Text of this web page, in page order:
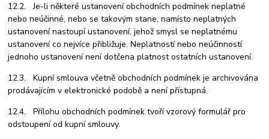
12.2. Je-li některé ustanovení obchodních podmínek neplatné
nebo neúčinné, nebo se takovým stane, namísto neplatných
ustanovení nastoupí ustanovení, jehož smysl se neplatnému
ustanovení co nejvíce přibližuje. Neplatností nebo neúčinností
jednoho ustanovení není dotčena platnost ostatních ustanovení.
12.3. Kupní smlouva včetně obchodních podmínek je archivována
prodávajícím v elektronické podobě a není přístupná.
12.4. Přílohu obchodních podmínek tvoří vzorový formulář pro
odstoupení od kupní smlouvy.